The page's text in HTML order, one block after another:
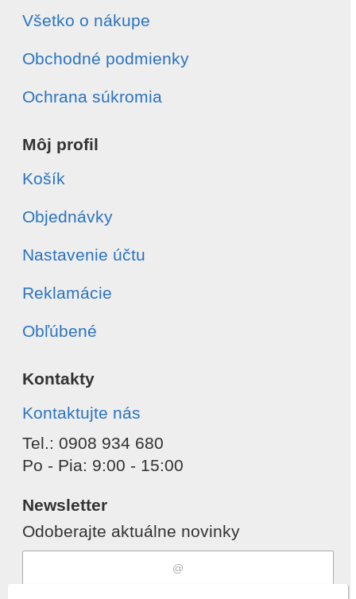
Všetko o nákupe
Obchodné podmienky
Ochrana súkromia
Môj profil
Košík
Objednávky
Nastavenie účtu
Reklamácie
Obľúbené
Kontakty
Kontaktujte nás
Tel.: 0908 934 680
Po - Pia: 9:00 - 15:00
Newsletter
Odoberajte aktuálne novinky